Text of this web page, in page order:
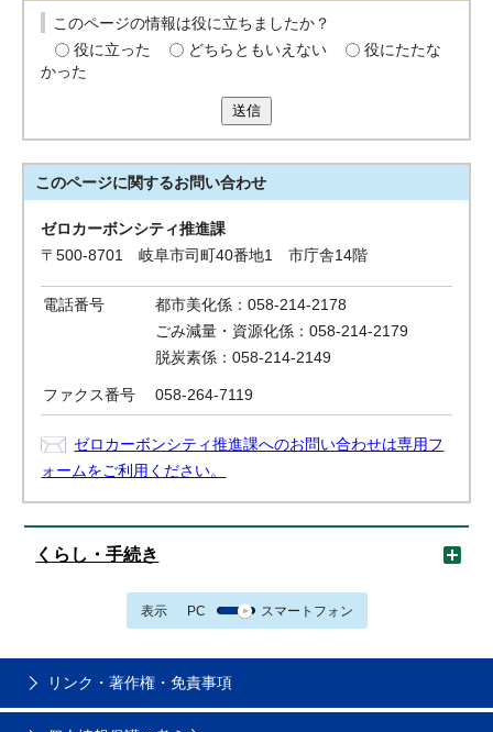
このページの情報は役に立ちましたか？
役に立った
どちらともいえない
役にたたな
かった
送信
このページに関するお問い合わせ
ゼロカーボンシティ推進課
〒500-8701 岐阜市司町40番地1 市庁舎14階
電話番号
都市美化係：058-214-2178
ごみ減量・資源化係：058-214-2179
脱炭素係：058-214-2149
ファクス番号 058-264-7119
ゼロカーボンシティ推進課へのお問い合わせは専用フ
ォームをご利用ください。
くらし・手続き
表示 PC スマートフォン
リンク・著作権・免責事項